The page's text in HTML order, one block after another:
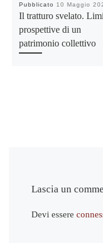
Pubblicato 10 Maggio
Il tratturo svelato.
prospettive di un
patrimonio collettivo
Lascia un
Devi essere